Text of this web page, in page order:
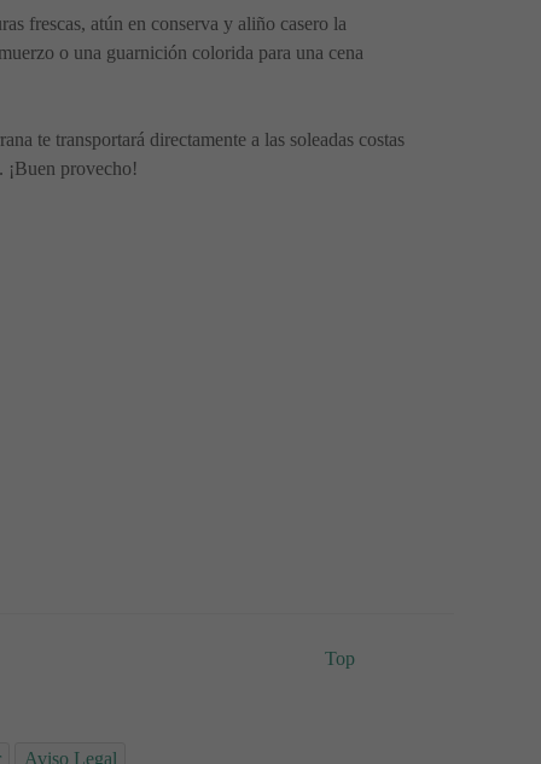
frescas, atún en conserva y aliño casero la
o una guarnición colorida para una cena
te transportará directamente a las soleadas costas
¡Buen provecho!
Aviso Legal
Top